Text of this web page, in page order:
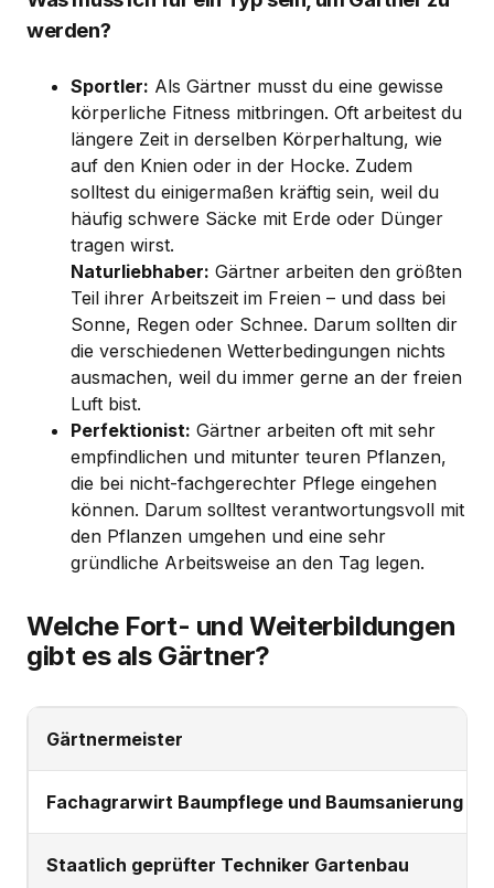
werden?
Sportler: Als Gärtner musst du eine gewisse
körperliche Fitness mitbringen. Oft arbeitest du
längere Zeit in derselben Körperhaltung, wie
auf den Knien oder in der Hocke. Zudem
solltest du einigermaßen kräftig sein, weil du
häufig schwere Säcke mit Erde oder Dünger
tragen wirst.
Naturliebhaber: Gärtner arbeiten den größten
Teil ihrer Arbeitszeit im Freien – und dass bei
Sonne, Regen oder Schnee. Darum sollten dir
die verschiedenen Wetterbedingungen nichts
ausmachen, weil du immer gerne an der freien
Luft bist.
Perfektionist: Gärtner arbeiten oft mit sehr
empfindlichen und mitunter teuren Pflanzen,
die bei nicht-fachgerechter Pflege eingehen
können. Darum solltest verantwortungsvoll mit
den Pflanzen umgehen und eine sehr
gründliche Arbeitsweise an den Tag legen.
Welche Fort- und Weiterbildungen
gibt es als Gärtner?
Gärtnermeister
Fachagrarwirt Baumpflege und Baumsanierung
Staatlich geprüfter Techniker Gartenbau